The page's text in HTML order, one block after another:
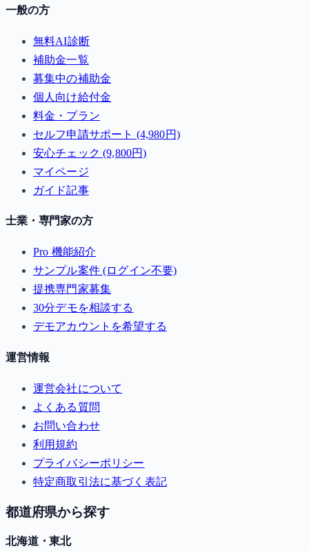
一般の方
無料AI診断
補助金一覧
募集中の補助金
個人向け給付金
料金・プラン
セルフ申請サポート (4,980円)
安心チェック (9,800円)
マイページ
ガイド記事
士業・専門家の方
Pro 機能紹介
サンプル案件 (ログイン不要)
提携専門家募集
30分デモを相談する
デモアカウントを希望する
運営情報
運営会社について
よくある質問
お問い合わせ
利用規約
プライバシーポリシー
特定商取引法に基づく表記
都道府県から探す
北海道・東北